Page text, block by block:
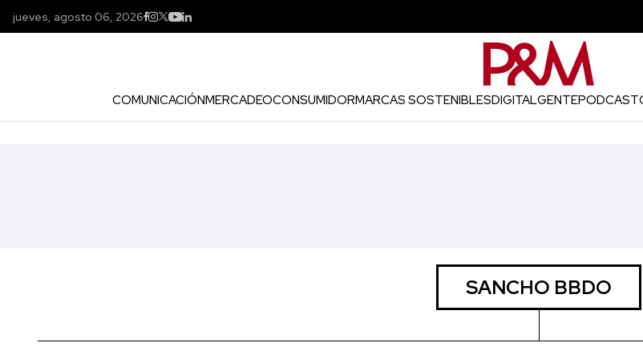
jueves, agosto 06, 2026
COMUNICACIÓNMERCADEOCONSUMIDORMARCAS SOSTENIBLESDIGITALGENTEPODCAST
SANCHO BBDO